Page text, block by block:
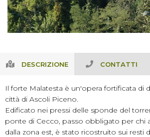
DESCRIZIONE CONTATTI
Il forte Malatesta è un'opera fortificata di
città di Ascoli Piceno.
Edificato nei pressi delle sponde del
ponte di Cecco, passo obbligato per chi
dalla zona est, è stato ricostruito sui resti